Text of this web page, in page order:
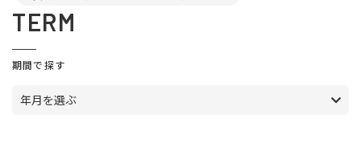
TERM
期間で探す
年月を選ぶ